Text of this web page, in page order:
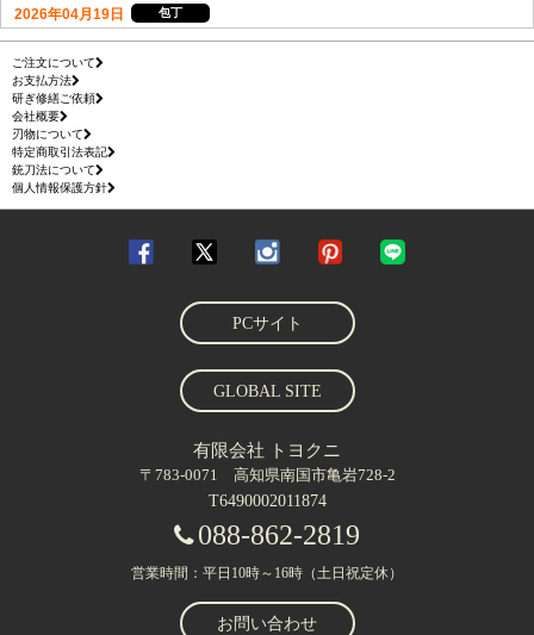
ご注文について
お支払方法
研ぎ修繕ご依頼
会社概要
刃物について
特定商取引法表記
銃刀法について
個人情報保護方針
PCサイト
GLOBAL SITE
有限会社 トヨクニ
〒783-0071 高知県南国市亀岩728-2
T6490002011874
088-862-2819
営業時間：平日10時～16時（土日祝定休）
お問い合わせ